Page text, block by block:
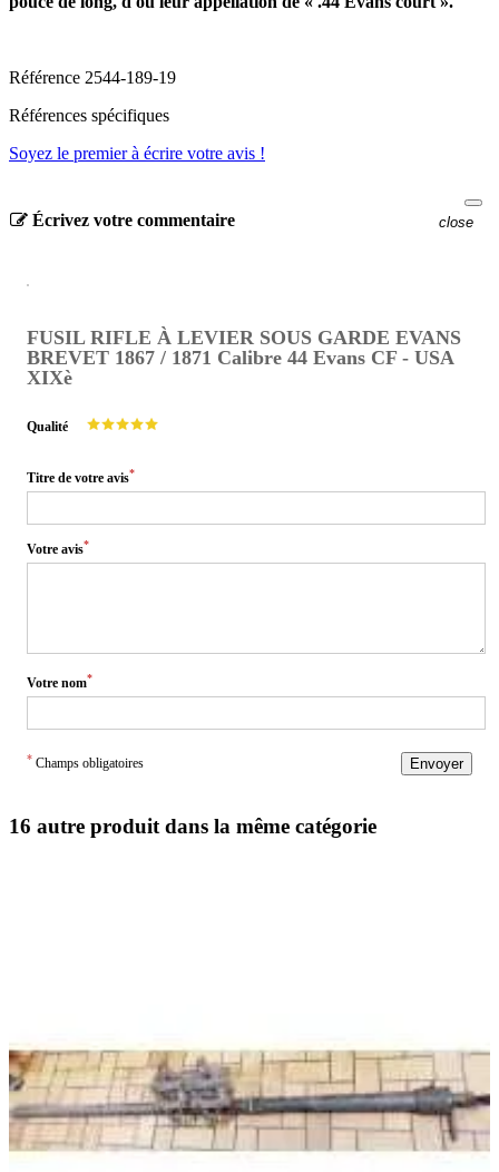
Référence 2544-189-19
Références spécifiques
Soyez le premier à écrire votre avis !
Écrivez votre commentaire close
FUSIL RIFLE À LEVIER SOUS GARDE EVANS
BREVET 1867 / 1871 Calibre 44 Evans CF - USA
XIXè
Qualité
Titre de votre avis*
Votre avis*
Votre nom*
* Champs obligatoires Envoyer
16 autre produit dans la même catégorie